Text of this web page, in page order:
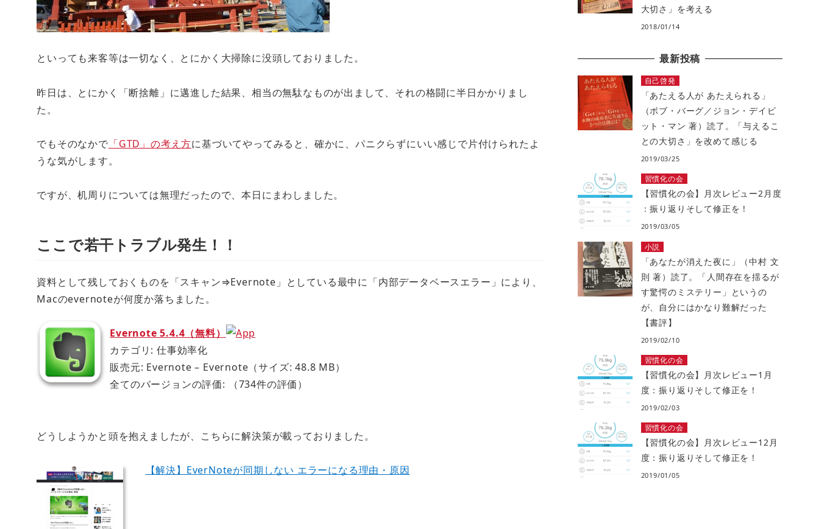
といっても来客等は一切なく、とにかく大掃除に没頭しておりました。
昨日は、とにかく「断捨離」に邁進した結果、相当の無駄なものが出まして、それの格闘に半日かかりまし
た。
でもそのなかで 「GTD」の考え方に基づいてやってみると、確かに、パニクらずにいい感じで片付けられたよ
うな気がします。
ですが、机周りについては無理だったので、本日にまわしました。
ここで若干トラブル発生！！
資料として残しておくものを「スキャン⇒Evernote」としている最中に「内部データベースエラー」により、
Macのevernoteが何度か落ちました。
Evernote 5.4.4（無料）
カテゴリ: 仕事効率化
販売元: Evernote – Evernote（サイズ: 48.8 MB）
全てのバージョンの評価:
（734件の評価）
どうしようかと頭を抱えましたが、こちらに解決策が載っておりました。
【解決】EverNoteが同期しない エラーになる理由・原因
大切さ」を考える
2018/01/14
最新投稿
自己啓発
「あたえる人が あたえられる」
（ボブ・バーグ／ジョン・デイビ
ット・マン 著）読了。「与えるこ
との大切さ」を改めて感じる
2019/03/25
習慣化の会
【習慣化の会】月次レビュー2月度
：振り返りそして修正を！
2019/03/05
小説
「あなたが消えた夜に」（中村 文
則 著）読了。「人間存在を揺るが
す驚愕のミステリー」というの
が、自分にはかなり難解だった
【書評】
2019/02/10
習慣化の会
【習慣化の会】月次レビュー1月
度：振り返りそして修正を！
2019/02/03
習慣化の会
【習慣化の会】月次レビュー12月
度：振り返りそして修正を！
2019/01/05